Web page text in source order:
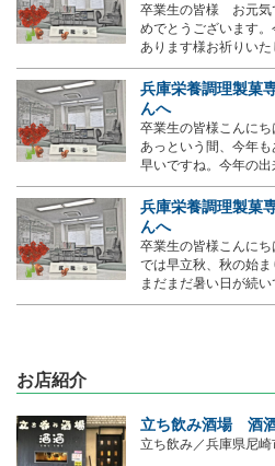
卒業生の皆様 お元気
めでとうございます
あります様お祈りいた
兵庫栄養調理製
んへ
卒業生の皆様こんに
あっという間、今年
早いですね。今年の出
兵庫栄養調理製
んへ
卒業生の皆様こんに
では早立秋、秋の始ま
まだまだ暑い日が続い
お店紹介
立ち飲み酒場 酒
立ち飲み／兵庫県尼